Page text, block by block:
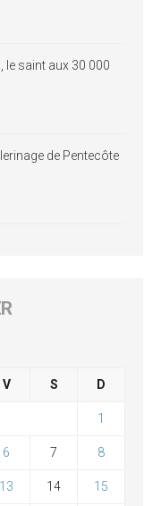
le saint aux 30 000
de Pentecôte
V S D
1
6 7 8
13 14 15